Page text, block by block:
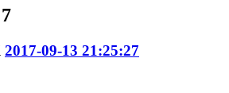
2017-09-13 21:25:27